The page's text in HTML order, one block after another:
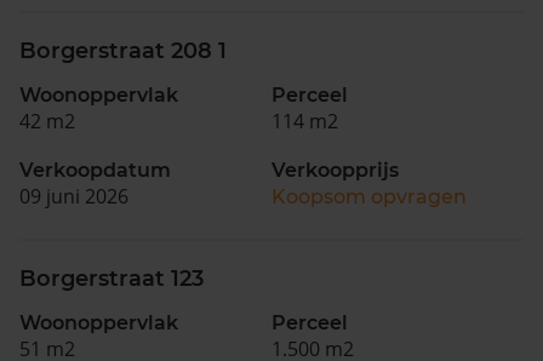
Borgerstraat 208 1
Woonoppervlak
42 m2
Perceel
114 m2
Verkoopdatum
09 juni 2026
Verkoopprijs
Koopsom opvragen
Borgerstraat 123
Woonoppervlak
51 m2
Perceel
1.500 m2